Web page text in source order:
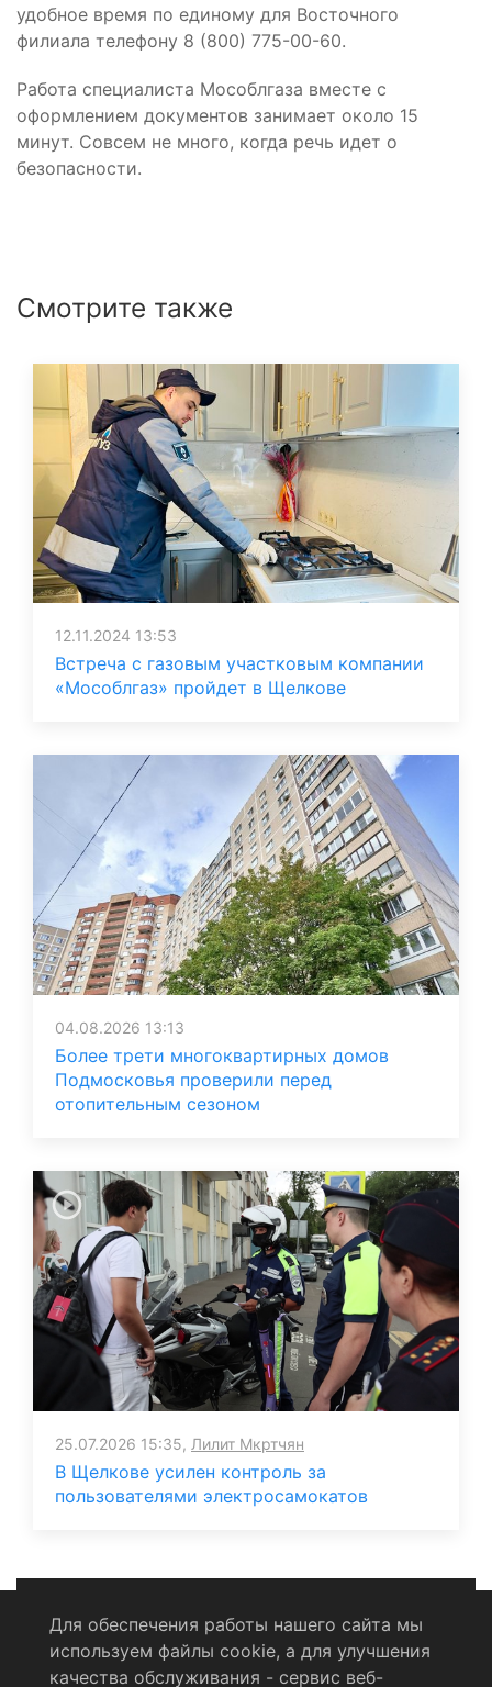
удобное время по единому для Восточного
филиала телефону 8 (800) 775-00-60.
Работа специалиста Мособлгаза вместе с
оформлением документов занимает около 15
минут. Совсем не много, когда речь идет о
безопасности.
Смотрите также
12.11.2024 13:53
Встреча с газовым участковым компании
«Мособлгаз» пройдет в Щелкове
04.08.2026 13:13
Более трети многоквартирных домов
Подмосковья проверили перед
отопительным сезоном
25.07.2026 15:35, Лилит Мкртчян
В Щелкове усилен контроль за
пользователями электросамокатов
Политика конфиденциальности
Для обеспечения работы нашего сайта мы
используем файлы cookie, а для улучшения
качества обслуживания - сервис веб-